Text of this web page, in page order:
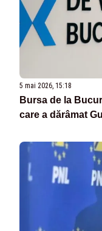
5 mai 2026, 15:18
Bursa de la
care a dărâmat